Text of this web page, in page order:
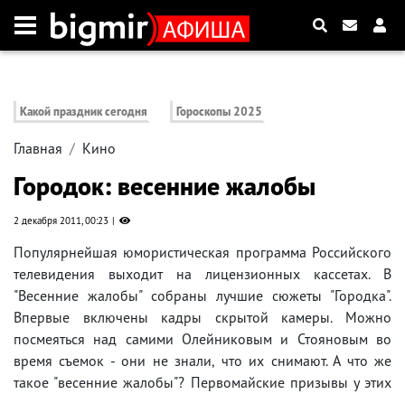
Какой праздник сегодня Гороскопы 2025
Главная Кино
Городок: весенние жалобы
2 декабря 2011, 00:23
Популярнейшая юмористическая программа Российского
телевидения выходит на лицензионных кассетах. В
"Весенние жалобы" собраны лучшие сюжеты "Городка".
Впервые включены кадры скрытой камеры. Можно
посмеяться над самими Олейниковым и Стояновым во
время съемок - они не знали, что их снимают. А что же
такое "весенние жалобы"? Первомайские призывы у этих